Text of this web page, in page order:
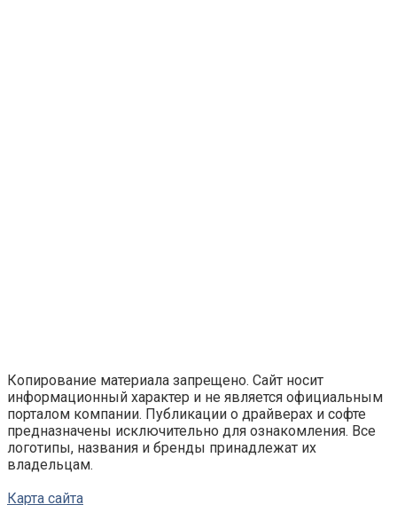
Копирование материала запрещено. Сайт носит
информационный характер и не является официальным
порталом компании. Публикации о драйверах и софте
предназначены исключительно для ознакомления. Все
логотипы, названия и бренды принадлежат их
владельцам.
Карта сайта